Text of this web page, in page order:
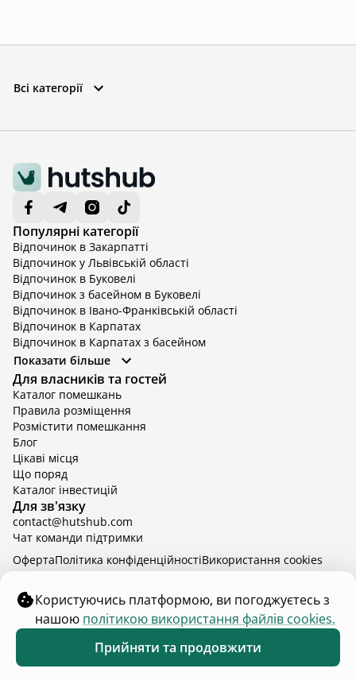
доба
31 серп. - 3 верес.2 дорослих
Забронювати
Всі категорії
Популярні категорії
Відпочинок в Закарпатті
Відпочинок у Львівській області
Відпочинок в Буковелі
Відпочинок з басейном в Буковелі
Відпочинок в Івано-Франківській області
Відпочинок в Карпатах
Відпочинок в Карпатах з басейном
Відпочинок в Київській області
Відпочинок в Київській області з басейном
Відпочинок в Тернопільській області
Відпочинок у Вінницькій області
Відпочинок в Яремче
Відпочинок у Львівській області з басейном
Відпочинок з басейном в Тернопільській області
Показати більше
Для власників та гостей
Каталог помешкань
Правила розміщення
Розмістити помешкання
Блог
Цікаві місця
Що поряд
Каталог інвестицій
Для зв'язку
contact@hutshub.com
Чат команди підтримки
hutshub | ©2026
ОфертаПолітика конфіденційностіBикористання cookies
Користуючись платформою, ви погоджуєтесь з
нашою політикою використання файлів cookies.
Прийняти та продовжити